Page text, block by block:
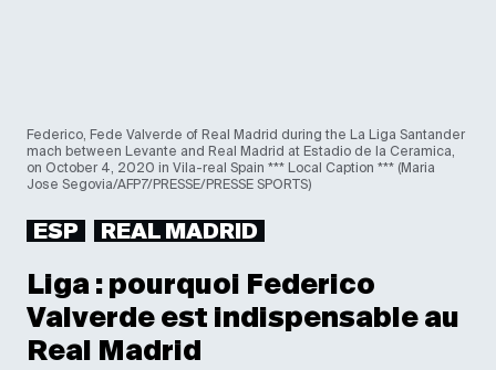
Federico, Fede Valverde of Real Madrid during the La Liga Santander
mach between Levante and Real Madrid at Estadio de la Ceramica,
on October 4, 2020 in Vila-real Spain *** Local Caption *** (Maria
Jose Segovia/AFP7/PRESSE/PRESSE SPORTS)
ESP REAL MADRID
Liga : pourquoi Federico
Valverde est indispensable au
Real Madrid